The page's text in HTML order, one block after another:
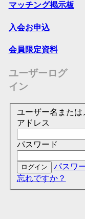
マッチング掲示板
入会お申込
会員限定資料
ユーザーログ
イン
ユーザー名または
アドレス
パスワード
パスワ
忘れですか？